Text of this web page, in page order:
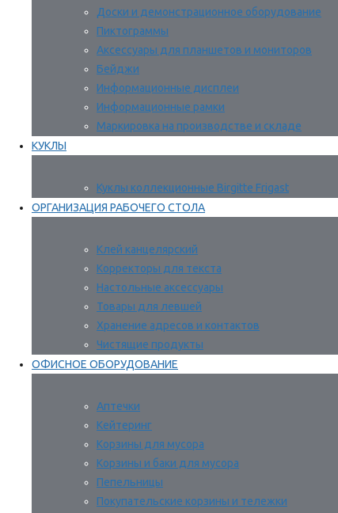
Доски и демонстрационное оборудование
Пиктограммы
Аксессуары для планшетов и мониторов
Бейджи
Информационные дисплеи
Информационные рамки
Маркировка на производстве и складе
КУКЛЫ
Куклы коллекционные Birgitte Frigast
ОРГАНИЗАЦИЯ РАБОЧЕГО СТОЛА
Клей канцелярский
Корректоры для текста
Настольные аксессуары
Товары для левшей
Хранение адресов и контактов
Чистящие продукты
ОФИСНОЕ ОБОРУДОВАНИЕ
Аптечки
Кейтеринг
Корзины для мусора
Корзины и баки для мусора
Пепельницы
Покупательские корзины и тележки